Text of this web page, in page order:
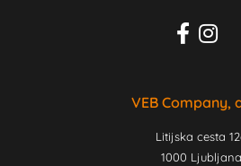
VEB Company,
Litijska cesta
1000 Ljubljana